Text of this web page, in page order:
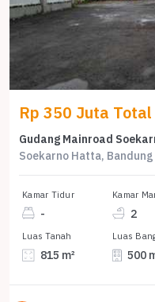
Rp 350 Juta
Gudang Mainroad
Soekarno Hatta, Bandung
Kamar Tidur
-
Kamar
2
Luas Tanah
815 m²
Luas
500